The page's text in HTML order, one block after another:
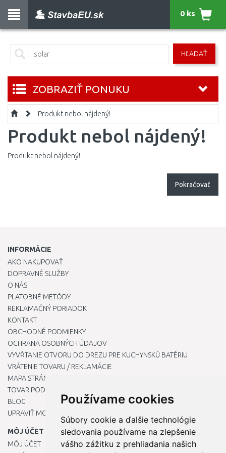
Používame cookies
Súbory cookie a ďalšie technológie
sledovania používame na zlepšenie
vášho zážitku z prehliadania našich
HĽADAŤ
0 ks
ZOBRAZIŤ PONUKU
Produkt nebol nájdený!
Produkt nebol nájdený!
Produkt nebol nájdený!
Pokračovať
INFORMÁCIE
AKO NAKUPOVAŤ
DOPRAVNÉ SLUŽBY
O NÁS
PLATOBNÉ METÓDY
REKLAMAČNÝ PORIADOK
KONTAKT
OBCHODNÉ PODMIENKY
OCHRANA OSOBNÝCH ÚDAJOV
VYVŔTANIE OTVORU DO DREZU PRE KUCHYNSKÚ BATÉRIU
VRÁTENIE TOVARU / REKLAMÁCIE
MAPA STRÁNOK
TOVAR PODĽA ZNAČIEK
BLOG
UPRAVIŤ MOJE PREDVOĽBY COOKIES
MÔJ ÚČET
MÔJ ÚČET